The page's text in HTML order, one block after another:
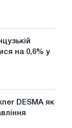
на 0,6% у
DESMA як